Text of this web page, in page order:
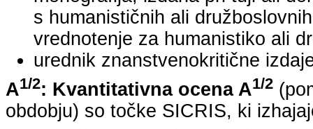
s humanističnih ali
vrednotenje za humanistiko ali
urednik znanstvenokritične
A1/2: Kvantitativna ocena A1/2
obdobju) so točke SICRIS, ki